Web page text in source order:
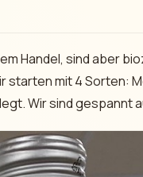
Handel, sind aber
mit 4 Sorten:
Wir sind gespannt